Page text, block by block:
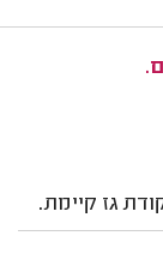
גז קיימת.